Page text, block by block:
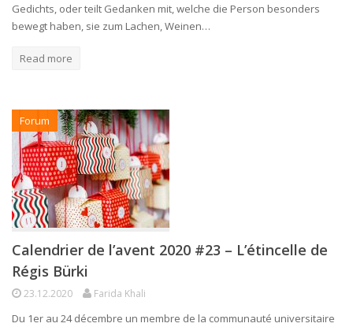
Gedichts, oder teilt Gedanken mit, welche die Person besonders
bewegt haben, sie zum Lachen, Weinen…
Read more
Forum
Calendrier de l’avent 2020 #23 – L’étincelle de
Régis Bürki
23.12.2020 Farida Khali
Du 1er au 24 décembre un membre de la communauté universitaire